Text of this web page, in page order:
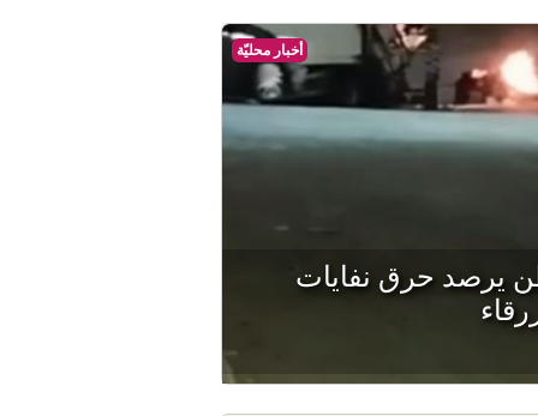
أخبار محليّة
يرصد حرق نفايات